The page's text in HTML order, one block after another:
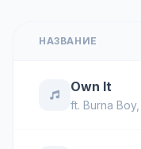
НАЗВАНИЕ
Own It
ft. Burna Boy,